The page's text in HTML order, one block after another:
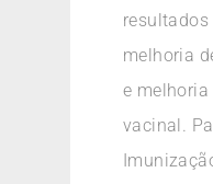
melhoria
e
vacinal.